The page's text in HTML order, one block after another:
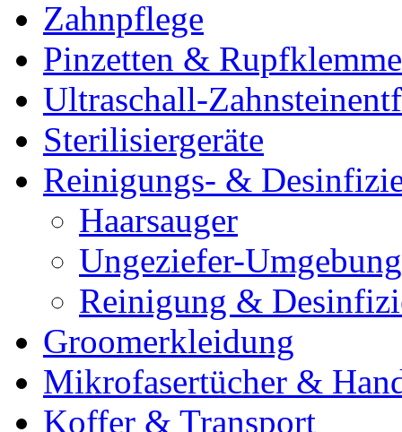
Zahnpflege
Pinzetten &
Ultraschall-
Sterilisiergeräte
Reinigungs- &
Haarsauger
Ungeziefer-
Reinigung &
Groomerkleidung
Mikrofasertücher &
Koffer & Transport